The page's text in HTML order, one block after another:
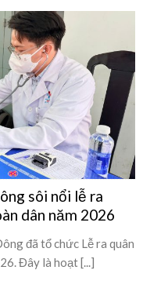
Giải đáp tư vấn